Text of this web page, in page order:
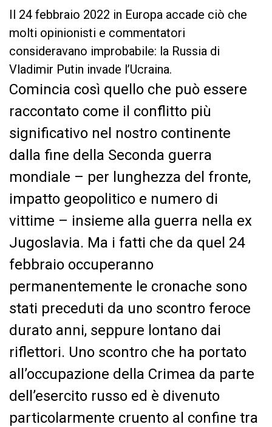
Il 24 febbraio 2022 in Europa accade ciò che
molti opinionisti e commentatori
consideravano improbabile: la Russia di
Vladimir Putin invade l’Ucraina.
Comincia così quello che può essere
raccontato come il conflitto più
significativo nel nostro continente
dalla fine della Seconda guerra
mondiale – per lunghezza del fronte,
impatto geopolitico e numero di
vittime – insieme alla guerra nella ex
Jugoslavia. Ma i fatti che da quel 24
febbraio occuperanno
permanentemente le cronache sono
stati preceduti da uno scontro feroce
durato anni, seppure lontano dai
riflettori. Uno scontro che ha portato
all’occupazione della Crimea da parte
dell’esercito russo ed è divenuto
particolarmente cruento al confine tra